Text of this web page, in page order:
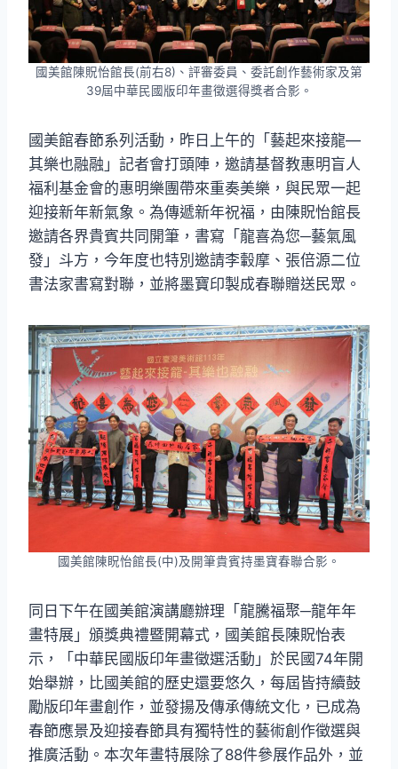
國美館陳貺怡館長(前右8)、評審委員、委託創作藝術家及第
39屆中華民國版印年畫徵選得獎者合影。
國美館春節系列活動，昨日上午的「藝起來接龍—
其樂也融融」記者會打頭陣，邀請基督教惠明盲人
福利基金會的惠明樂團帶來重奏美樂，與民眾一起
迎接新年新氣象。為傳遞新年祝福，由陳貺怡館長
邀請各界貴賓共同開筆，書寫「龍喜為您─藝氣風
發」斗方，今年度也特別邀請李轂摩、張倍源二位
書法家書寫對聯，並將墨寶印製成春聯贈送民眾。
國美館陳眖怡館長(中)及開筆貴賓持墨寶春聯合影。
同日下午在國美館演講廳辦理「龍騰福聚─龍年年
畫特展」頒獎典禮暨開幕式，國美館長陳貺怡表
示，「中華民國版印年畫徵選活動」於民國74年開
始舉辦，比國美館的歷史還要悠久，每屆皆持續鼓
勵版印年畫創作，並發揚及傳承傳統文化，已成為
春節應景及迎接春節具有獨特性的藝術創作徵選與
推廣活動。本次年畫特展除了88件參展作品外，並